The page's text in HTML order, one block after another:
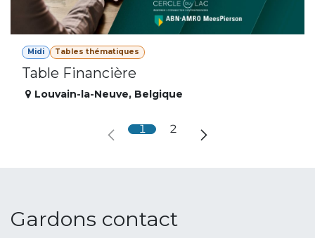
Midi Tables thématiques
Table Financière
Louvain-la-Neuve, Belgique
1 2
Gardons contact